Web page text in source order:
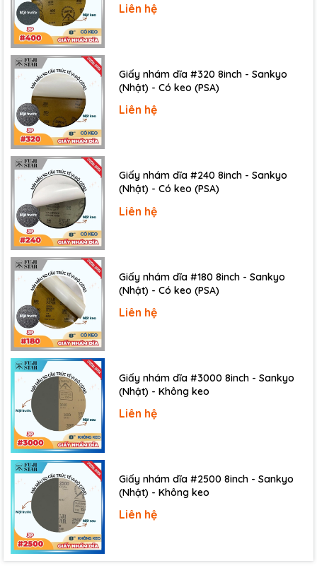
Liên hệ
Giấy nhám dĩa #320 8inch - Sankyo
(Nhật) - Có keo (PSA)
Liên hệ
Giấy nhám dĩa #240 8inch - Sankyo
(Nhật) - Có keo (PSA)
Liên hệ
Giấy nhám dĩa #180 8inch - Sankyo
(Nhật) - Có keo (PSA)
Liên hệ
Giấy nhám dĩa #3000 8inch - Sankyo
(Nhật) - Không keo
Liên hệ
Giấy nhám dĩa #2500 8inch - Sankyo
(Nhật) - Không keo
Liên hệ